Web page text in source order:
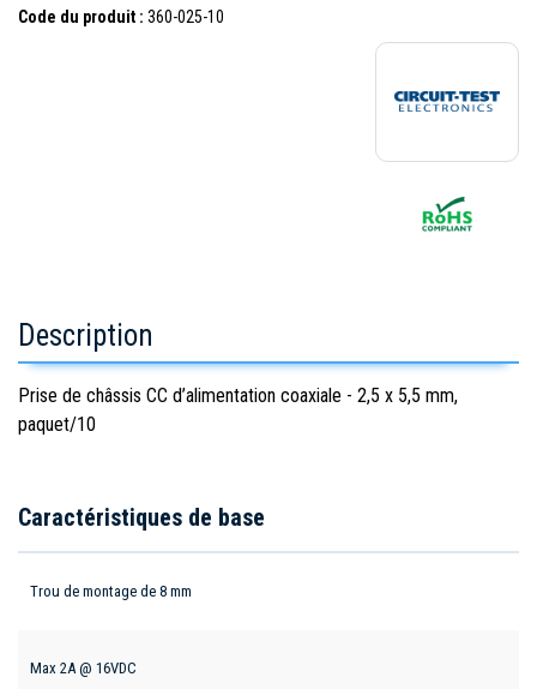
Code du produit : 360-025-10
Description
Prise de châssis CC d’alimentation coaxiale - 2,5 x 5,5 mm,
paquet/10
Caractéristiques de base
Trou de montage de 8 mm
Max 2A @ 16VDC